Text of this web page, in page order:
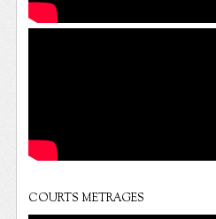
COURTS METRAGES